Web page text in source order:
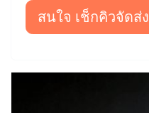
สนใจ เช็กคิวจัดส่ง